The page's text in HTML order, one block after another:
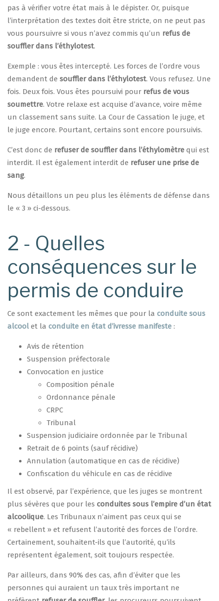
pas à vérifier votre état mais à le dépister. Or, puisque
l’interprétation des textes doit être stricte, on ne peut pas
vous poursuivre si vous n’avez commis qu’un refus de
souffler dans l’éthylotest.
Exemple : vous êtes intercepté. Les forces de l’ordre vous
demandent de souffler dans l’éthylotest. Vous refusez. Une
fois. Deux fois. Vous êtes poursuivi pour refus de vous
soumettre. Votre relaxe est acquise d’avance, voire même
un classement sans suite. La Cour de Cassation le juge, et
le juge encore. Pourtant, certains sont encore poursuivis.
C’est donc de refuser de souffler dans l’éthylomètre qui est
interdit. Il est également interdit de refuser une prise de
sang.
Nous détaillons un peu plus les éléments de défense dans
le « 3 » ci-dessous.
2 - Quelles
conséquences sur le
permis de conduire
Ce sont exactement les mêmes que pour la conduite sous
alcool et la conduite en état d’ivresse manifeste :
Avis de rétention
Suspension préfectorale
Convocation en justice
Composition pénale
Ordonnance pénale
CRPC
Tribunal
Suspension judiciaire ordonnée par le Tribunal
Retrait de 6 points (sauf récidive)
Annulation (automatique en cas de récidive)
Confiscation du véhicule en cas de récidive
Il est observé, par l’expérience, que les juges se montrent
plus sévères que pour les conduites sous l’empire d’un état
alcoolique. Les Tribunaux n’aiment pas ceux qui se
« rebellent » et refusent l’autorité des forces de l’ordre.
Certainement, souhaitent-ils que l’autorité, qu’ils
représentent également, soit toujours respectée.
Par ailleurs, dans 90% des cas, afin d’éviter que les
personnes qui auraient un taux très important ne